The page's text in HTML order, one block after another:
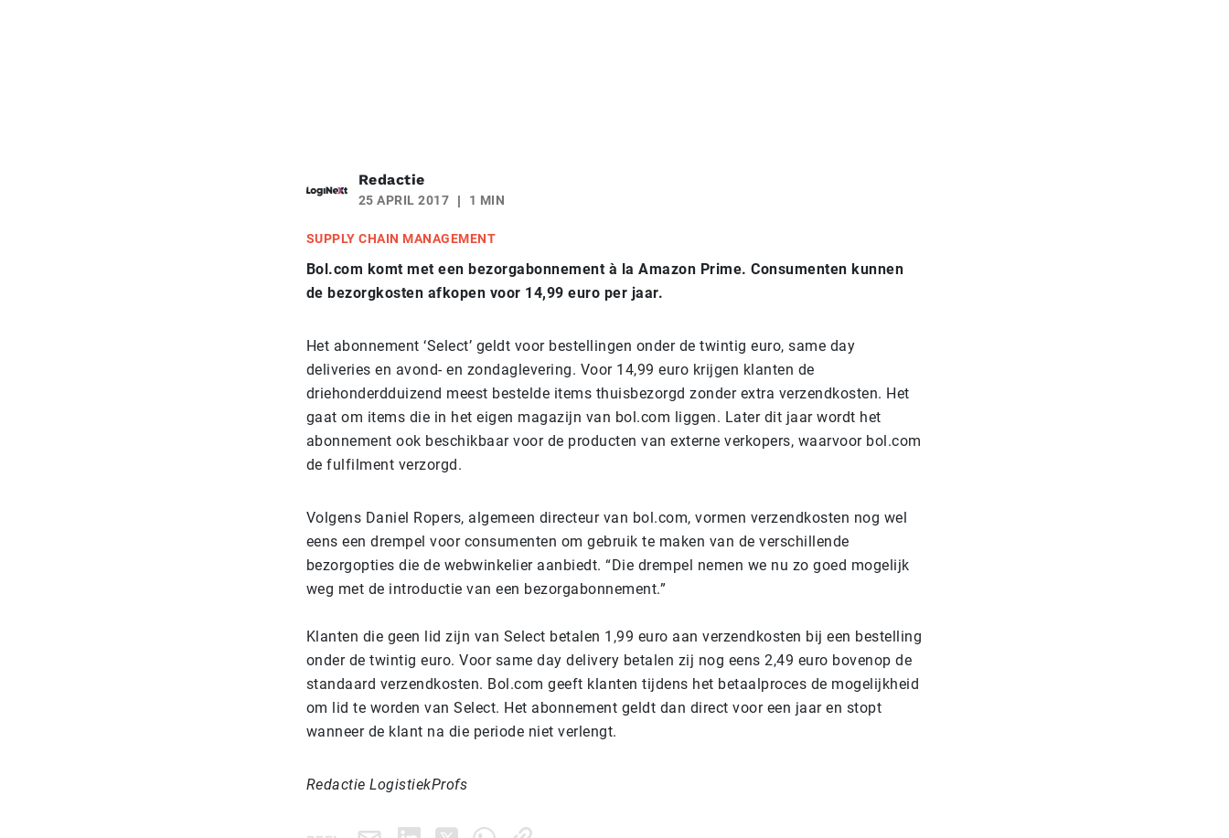
Redactie
25 APRIL 2017 1 MIN
SUPPLY CHAIN MANAGEMENT
Bol.com komt met een bezorgabonnement à la Amazon Prime. Consumenten kunnen
de bezorgkosten afkopen voor 14,99 euro per jaar.
Het abonnement ‘Select’ geldt voor bestellingen onder de twintig euro, same day
deliveries en avond- en zondaglevering. Voor 14,99 euro krijgen klanten de
driehonderdduizend meest bestelde items thuisbezorgd zonder extra verzendkosten. Het
gaat om items die in het eigen magazijn van bol.com liggen. Later dit jaar wordt het
abonnement ook beschikbaar voor de producten van externe verkopers, waarvoor bol.com
de fulfilment verzorgd.
Volgens Daniel Ropers, algemeen directeur van bol.com, vormen verzendkosten nog wel
eens een drempel voor consumenten om gebruik te maken van de verschillende
bezorgopties die de webwinkelier aanbiedt. “Die drempel nemen we nu zo goed mogelijk
weg met de introductie van een bezorgabonnement.”
Klanten die geen lid zijn van Select betalen 1,99 euro aan verzendkosten bij een bestelling
onder de twintig euro. Voor same day delivery betalen zij nog eens 2,49 euro bovenop de
standaard verzendkosten. Bol.com geeft klanten tijdens het betaalproces de mogelijkheid
om lid te worden van Select. Het abonnement geldt dan direct voor een jaar en stopt
wanneer de klant na die periode niet verlengt.
Redactie LogistiekProfs